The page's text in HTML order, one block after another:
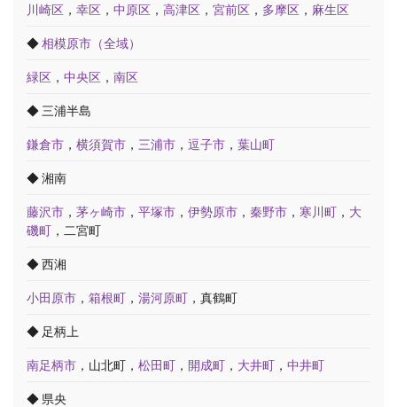
川崎区 ， 幸区 ， 中原区 ， 高津区 ， 宮前区 ， 多摩区 ， 麻生区
◆相模原市（全域）
緑区 ， 中央区 ， 南区
◆ 三浦半島
鎌倉市 ， 横須賀市 ， 三浦市 ， 逗子市 ， 葉山町
◆ 湘南
藤沢市 ， 茅ヶ崎市 ， 平塚市 ， 伊勢原市 ， 秦野市 ， 寒川町 ， 大
磯町 ，二宮町
◆ 西湘
小田原市 ， 箱根町 ， 湯河原町 ，真鶴町
◆ 足柄上
南足柄市 ，山北町， 松田町 ， 開成町 ， 大井町 ， 中井町
◆ 県央